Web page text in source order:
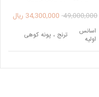
49,000,000
34,300,000 ریال
اسانس
اولیه
ترنج ، پونه کوهی
میانی
سدر ، لابدانیوم